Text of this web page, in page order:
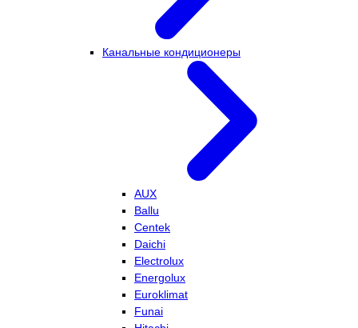
Канальные кондиционеры
AUX
Ballu
Centek
Daichi
Electrolux
Energolux
Euroklimat
Funai